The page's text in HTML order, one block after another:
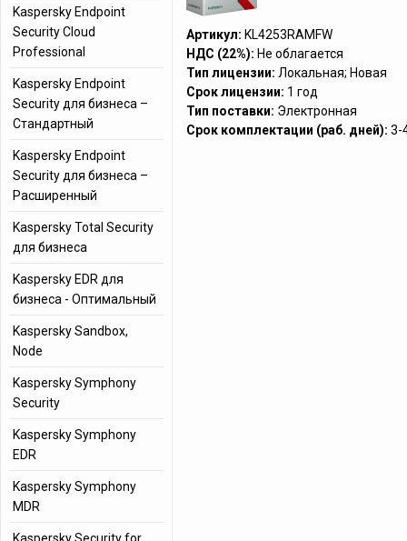
Артикул: KL4253RAMFW
НДС (22%): Не облагается
Тип лицензии: Локальная; Новая
Срок лицензии: 1 год
Тип поставки: Электронная
Срок комплектации (раб. дней): 3-
Kaspersky Endpoint
Security Cloud
Professional
Kaspersky Endpoint
Security для бизнеса –
Стандартный
Kaspersky Endpoint
Security для бизнеса –
Расширенный
Kaspersky Total Security
для бизнеса
Kaspersky EDR для
бизнеса - Оптимальный
Kaspersky Sandbox,
Node
Kaspersky Symphony
Security
Kaspersky Symphony
EDR
Kaspersky Symphony
MDR